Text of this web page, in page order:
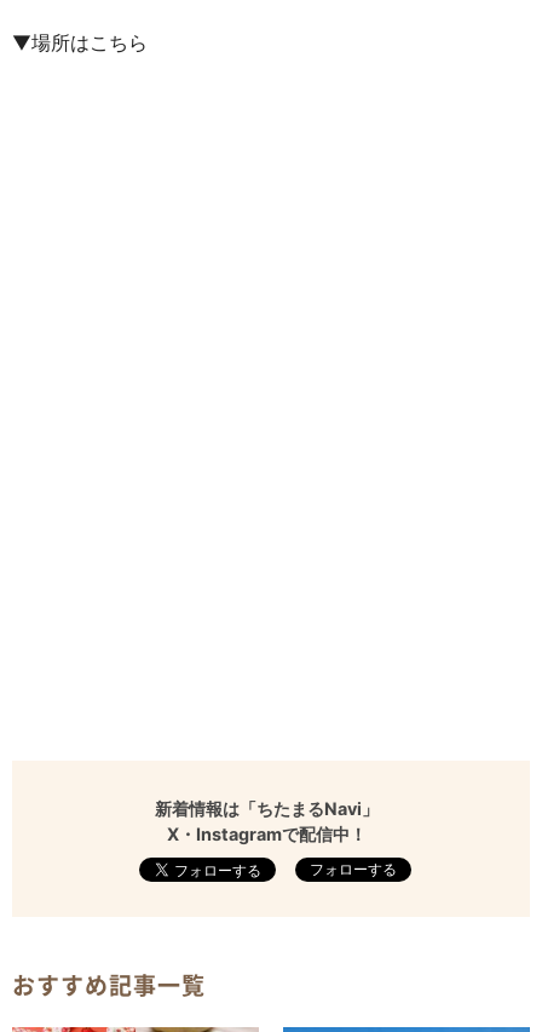
▼場所はこちら
新着情報は「ちたまるNavi」
X・Instagramで配信中！
フォローする
おすすめ記事一覧